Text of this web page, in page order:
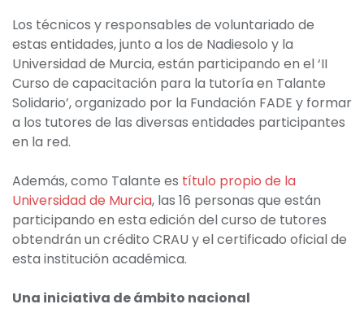
Los técnicos y responsables de voluntariado de
estas entidades, junto a los de Nadiesolo y la
Universidad de Murcia, están participando en el ‘II
Curso de capacitación para la tutoría en Talante
Solidario’, organizado por la Fundación FADE y formar
a los tutores de las diversas entidades participantes
en la red.
Además, como Talante es título propio de la
Universidad de Murcia, las 16 personas que están
participando en esta edición del curso de tutores
obtendrán un crédito CRAU y el certificado oficial de
esta institución académica.
Una iniciativa de ámbito nacional